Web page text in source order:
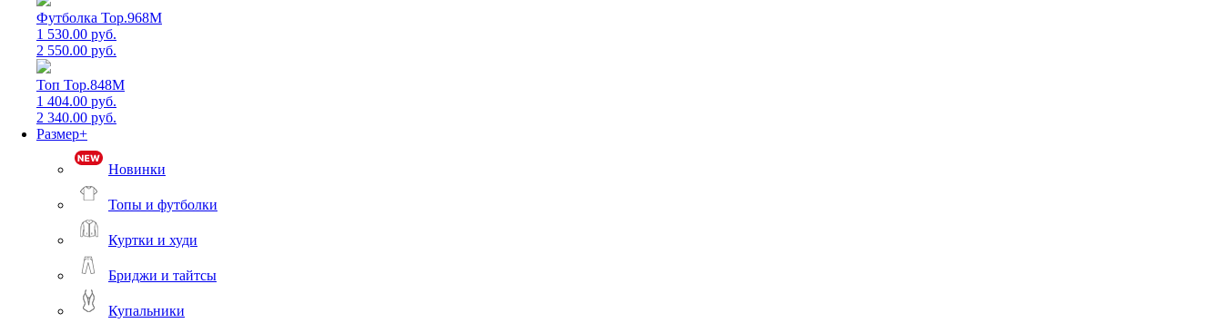
Футболка Top.968M
1 530.00 руб.
2 550.00 руб.
Топ Top.848M
1 404.00 руб.
2 340.00 руб.
Размер+
Новинки
Топы и футболки
Куртки и худи
Бриджи и тайтсы
Купальники